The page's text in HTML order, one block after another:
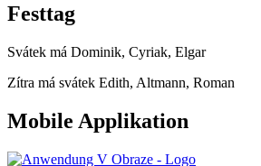
Festtag
Svátek má Dominik, Cyriak, Elgar
Zítra má svátek Edith, Altmann, Roman
Mobile Applikation